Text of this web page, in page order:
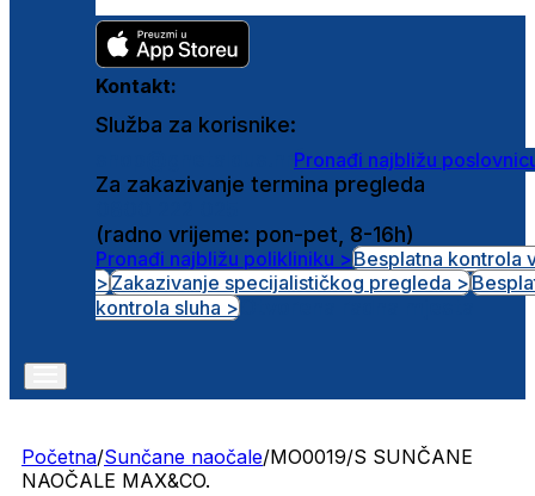
Kontakt:
Služba za korisnike:
Pronađi najbližu
Za zakazivanje termina pregleda
(radno vrijeme: pon-pet, 8-16h)
Pronađi najbližu polikliniku >Besplatna kontrola
>Zakazivanje specijalističkog pregleda >
kontrola sluha >
Početna/Sunčane naočale/MO0019/S SUNČANE
NAOČALE MAX&CO.